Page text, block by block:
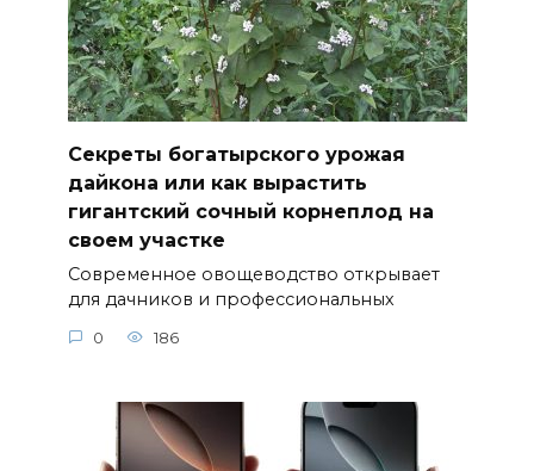
Секреты богатырского урожая
дайкона или как вырастить
гигантский сочный корнеплод на
своем участке
Современное овощеводство открывает
для дачников и профессиональных
0 186